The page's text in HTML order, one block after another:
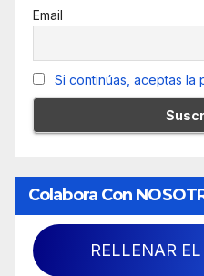
Email
Si continúas, aceptas la
Colabora Con
RELLENAR